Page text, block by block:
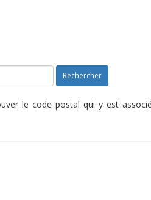
Rechercher
le code postal qui y est